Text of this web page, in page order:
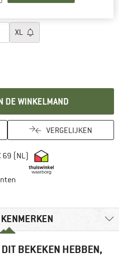
XL
DE WINKELMAND
VERGELIJKEN
69 (NL) Vind hier de
de betalingsinformatie hier!
BEKEKEN HEBBEN,